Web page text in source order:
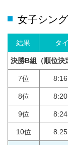
女子シン
結果 タ
決勝B組 （順位決
7位
8位
9位
10位